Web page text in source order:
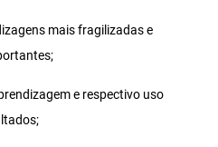
mais fragilizadas e
e respectivo uso